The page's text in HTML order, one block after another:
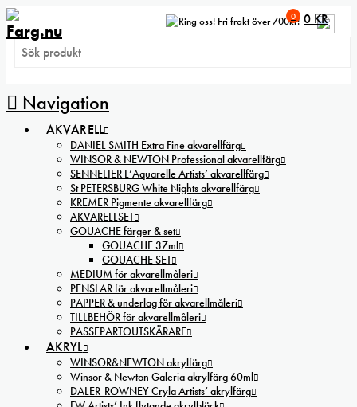
Fri frakt över 700kr!
Navigation
0 0 KR
AKVARELL
DANIEL SMITH Extra Fine akvarellfärg
WINSOR & NEWTON Professional akvarellfärg
SENNELIER L’Aquarelle Artists’ akvarellfärg
St PETERSBURG White Nights akvarellfärg
KREMER Pigmente akvarellfärg
AKVARELLSET
GOUACHE färger & set
GOUACHE 37ml
GOUACHE SET
MEDIUM för akvarellmåleri
PENSLAR för akvarellmåleri
PAPPER & underlag för akvarellmåleri
TILLBEHÖR för akvarellmåleri
PASSEPARTOUTSKÄRARE
AKRYL
WINSOR&NEWTON akrylfärg
Winsor & Newton Galeria akrylfärg 60ml
DALER-ROWNEY Cryla Artists’ akrylfärg